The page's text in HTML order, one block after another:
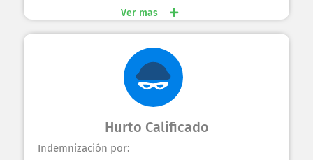
AMIT
Temblor
Maremoto
Erupción volcánica​ Impacto de vehículos​
Caída de aeronaves​
Ver mas
Hurto Calificado
Indemnización por: